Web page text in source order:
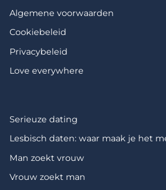
Algemene voorwaarden
Cookiebeleid
Privacybeleid
Love everywhere
Serieuze dating
Lesbisch daten: waar maak je het
Man zoekt vrouw
Vrouw zoekt man